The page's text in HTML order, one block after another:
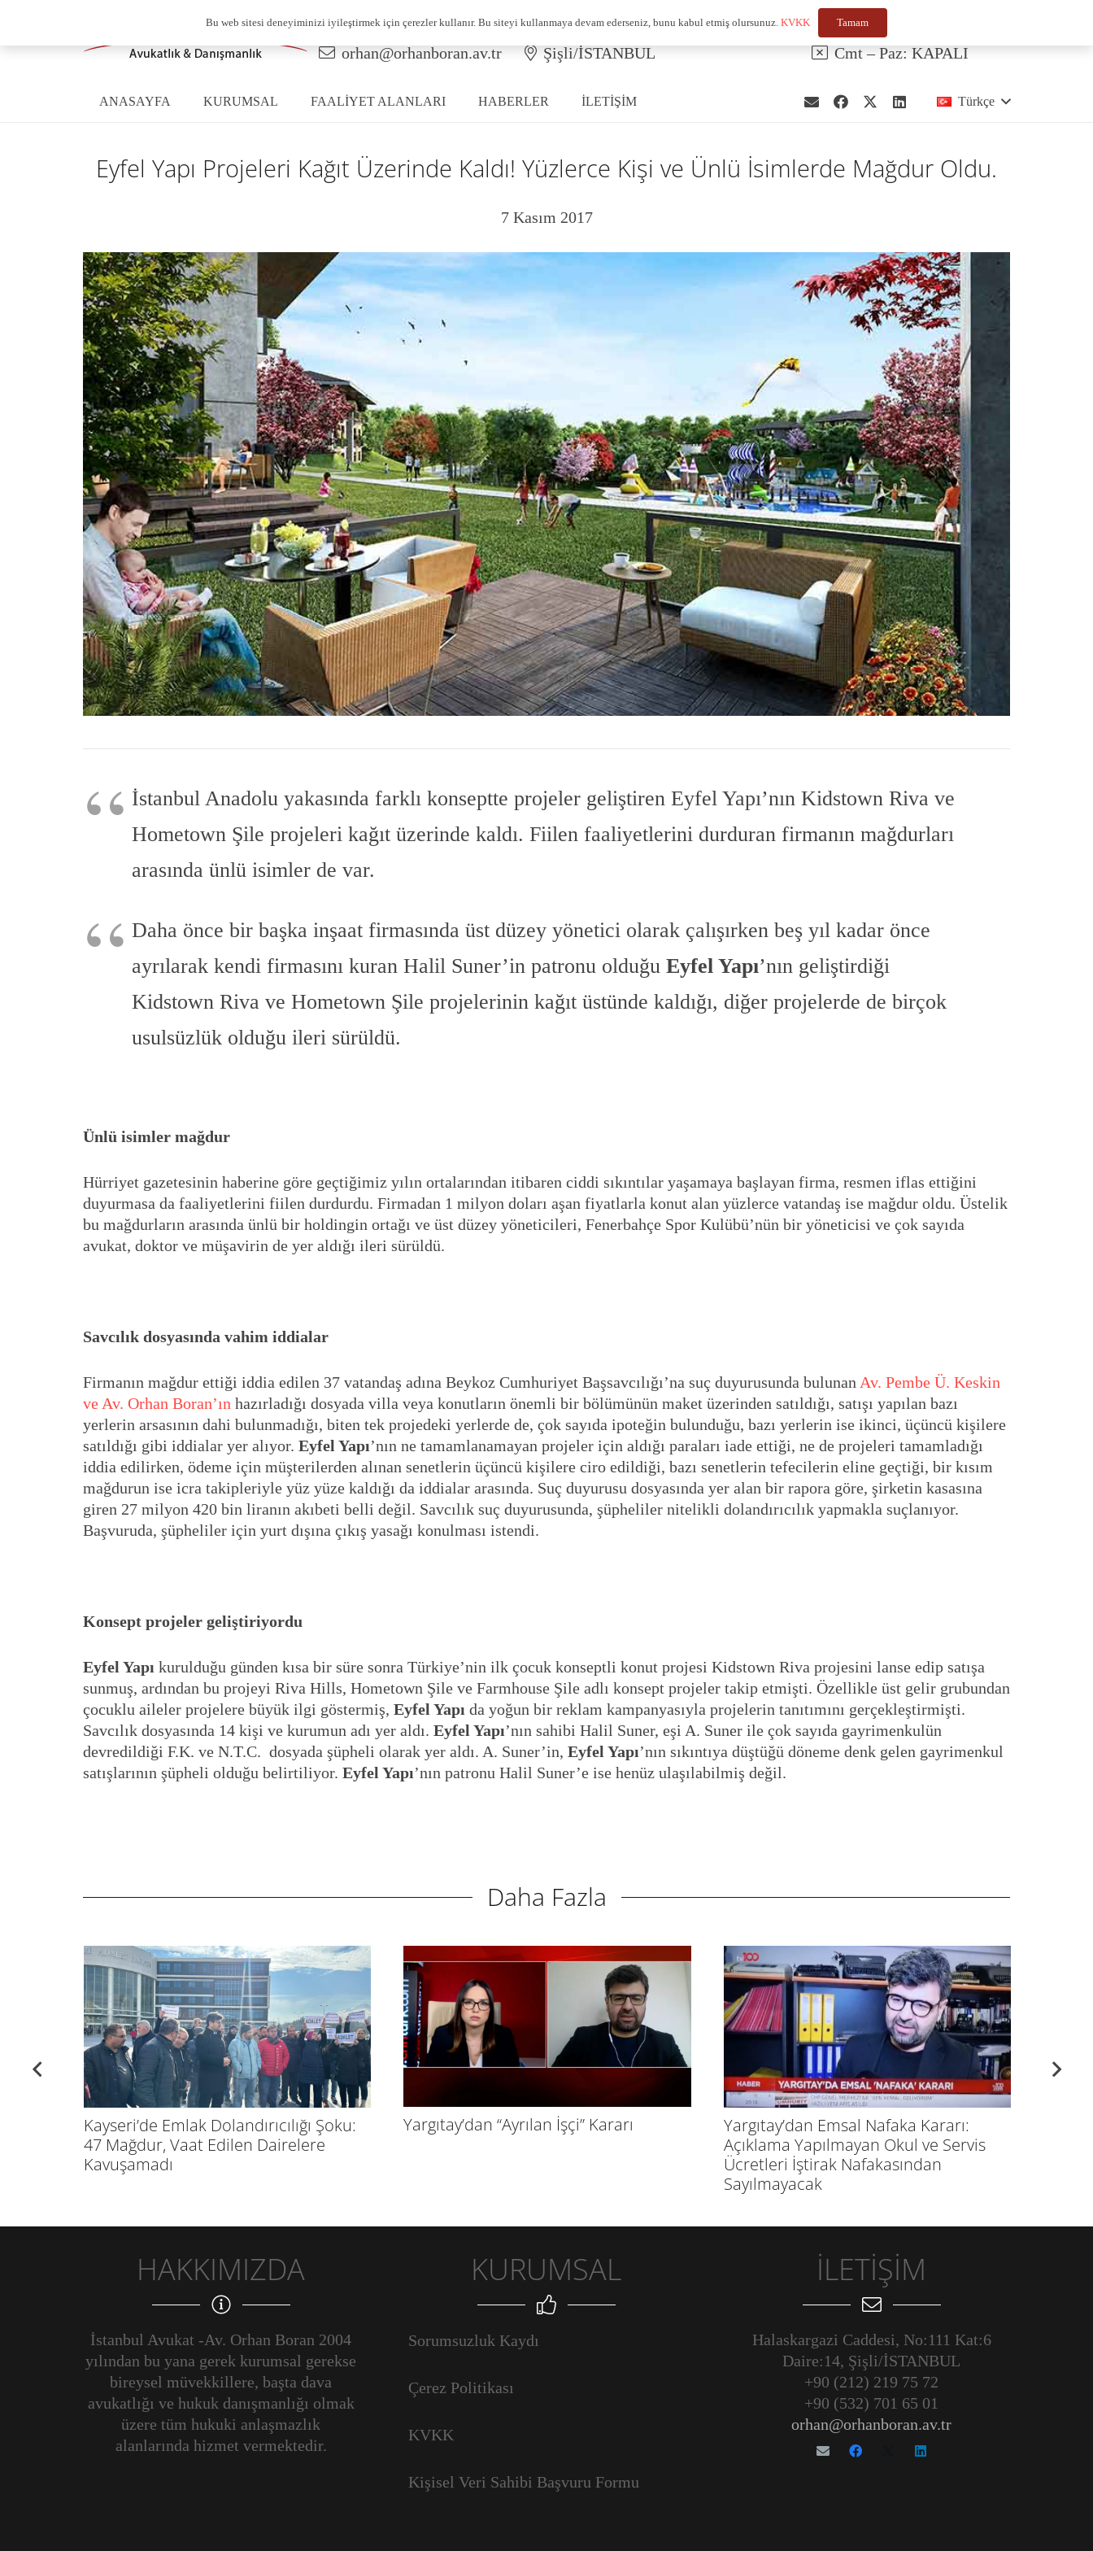
+90 (532) 701 65 01
orhan@orhanboran.av.tr
Halaskargazi Caddesi, No:111 Kat:6
Şişli/İSTANBUL
Pzts – Cum: 08:00 – 18:00
Cmt – Paz: KAPALI
ANASAYFA KURUMSAL FAALİYET ALANLARI HABERLER İLETİŞİM Türkçe
Eyfel Yapı Projeleri Kağıt Üzerinde Kaldı! Yüzlerce Kişi ve Ünlü İsimlerde Mağdur Oldu.
7 Kasım 2017
İstanbul Anadolu yakasında farklı konseptte projeler geliştiren Eyfel Yapı’nın Kidstown Riva ve
Hometown Şile projeleri kağıt üzerinde kaldı. Fiilen faaliyetlerini durduran firmanın mağdurları
arasında ünlü isimler de var.
Daha önce bir başka inşaat firmasında üst düzey yönetici olarak çalışırken beş yıl kadar önce
ayrılarak kendi firmasını kuran Halil Suner’in patronu olduğu Eyfel Yapı’nın geliştirdiği
Kidstown Riva ve Hometown Şile projelerinin kağıt üstünde kaldığı, diğer projelerde de birçok
usulsüzlük olduğu ileri sürüldü.
Ünlü isimler mağdur
Hürriyet gazetesinin haberine göre geçtiğimiz yılın ortalarından itibaren ciddi sıkıntılar yaşamaya başlayan firma, resmen iflas ettiğini
duyurmasa da faaliyetlerini fiilen durdurdu. Firmadan 1 milyon doları aşan fiyatlarla konut alan yüzlerce vatandaş ise mağdur oldu. Üstelik
bu mağdurların arasında ünlü bir holdingin ortağı ve üst düzey yöneticileri, Fenerbahçe Spor Kulübü’nün bir yöneticisi ve çok sayıda
avukat, doktor ve müşavirin de yer aldığı ileri sürüldü.
Savcılık dosyasında vahim iddialar
Firmanın mağdur ettiği iddia edilen 37 vatandaş adına Beykoz Cumhuriyet Başsavcılığı’na suç duyurusunda bulunan Av. Pembe Ü. Keskin
ve Av. Orhan Boran’ın hazırladığı dosyada villa veya konutların önemli bir bölümünün maket üzerinden satıldığı, satışı yapılan bazı
yerlerin arsasının dahi bulunmadığı, biten tek projedeki yerlerde de, çok sayıda ipoteğin bulunduğu, bazı yerlerin ise ikinci, üçüncü kişilere
satıldığı gibi iddialar yer alıyor. Eyfel Yapı’nın ne tamamlanamayan projeler için aldığı paraları iade ettiği, ne de projeleri tamamladığı
iddia edilirken, ödeme için müşterilerden alınan senetlerin üçüncü kişilere ciro edildiği, bazı senetlerin tefecilerin eline geçtiği, bir kısım
mağdurun ise icra takipleriyle yüz yüze kaldığı da iddialar arasında. Suç duyurusu dosyasında yer alan bir rapora göre, şirketin kasasına
giren 27 milyon 420 bin liranın akıbeti belli değil. Savcılık suç duyurusunda, şüpheliler nitelikli dolandırıcılık yapmakla suçlanıyor.
Başvuruda, şüpheliler için yurt dışına çıkış yasağı konulması istendi.
Konsept projeler geliştiriyordu
Eyfel Yapı kurulduğu günden kısa bir süre sonra Türkiye’nin ilk çocuk konseptli konut projesi Kidstown Riva projesini lanse edip satışa
sunmuş, ardından bu projeyi Riva Hills, Hometown Şile ve Farmhouse Şile adlı konsept projeler takip etmişti. Özellikle üst gelir grubundan
çocuklu aileler projelere büyük ilgi göstermiş, Eyfel Yapı da yoğun bir reklam kampanyasıyla projelerin tanıtımını gerçekleştirmişti.
Savcılık dosyasında 14 kişi ve kurumun adı yer aldı. Eyfel Yapı’nın sahibi Halil Suner, eşi A. Suner ile çok sayıda gayrimenkulün
devredildiği F.K. ve N.T.C. dosyada şüpheli olarak yer aldı. A. Suner’in, Eyfel Yapı’nın sıkıntıya düştüğü döneme denk gelen gayrimenkul
satışlarının şüpheli olduğu belirtiliyor. Eyfel Yapı’nın patronu Halil Suner’e ise henüz ulaşılabilmiş değil.
Daha Fazla
Kayseri’de Emlak Dolandırıcılığı Şoku:
47 Mağdur, Vaat Edilen Dairelere
Kavuşamadı
Yargıtay’dan “Ayrılan İşçi” Kararı
Yargıtay’dan Emsal Nafaka Kararı:
Açıklama Yapılmayan Okul ve Servis
Ücretleri İştirak Nafakasından
Sayılmayacak
HAKKIMIZDA
İstanbul Avukat -Av. Orhan Boran 2004
yılından bu yana gerek kurumsal gerekse
bireysel müvekkillere, başta dava
avukatlığı ve hukuk danışmanlığı olmak
üzere tüm hukuki anlaşmazlık
alanlarında hizmet vermektedir.
KURUMSAL
Sorumsuzluk Kaydı
Çerez Politikası
KVKK
Kişisel Veri Sahibi Başvuru Formu
İLETİŞİM
Halaskargazi Caddesi, No:111 Kat:6
Daire:14, Şişli/İSTANBUL
+90 (212) 219 75 72
+90 (532) 701 65 01
orhan@orhanboran.av.tr
Bu web sitesi deneyiminizi iyileştirmek için çerezler kullanır. Bu siteyi kullanmaya devam ederseniz, bunu kabul etmiş olursunuz. KVKK Tamam